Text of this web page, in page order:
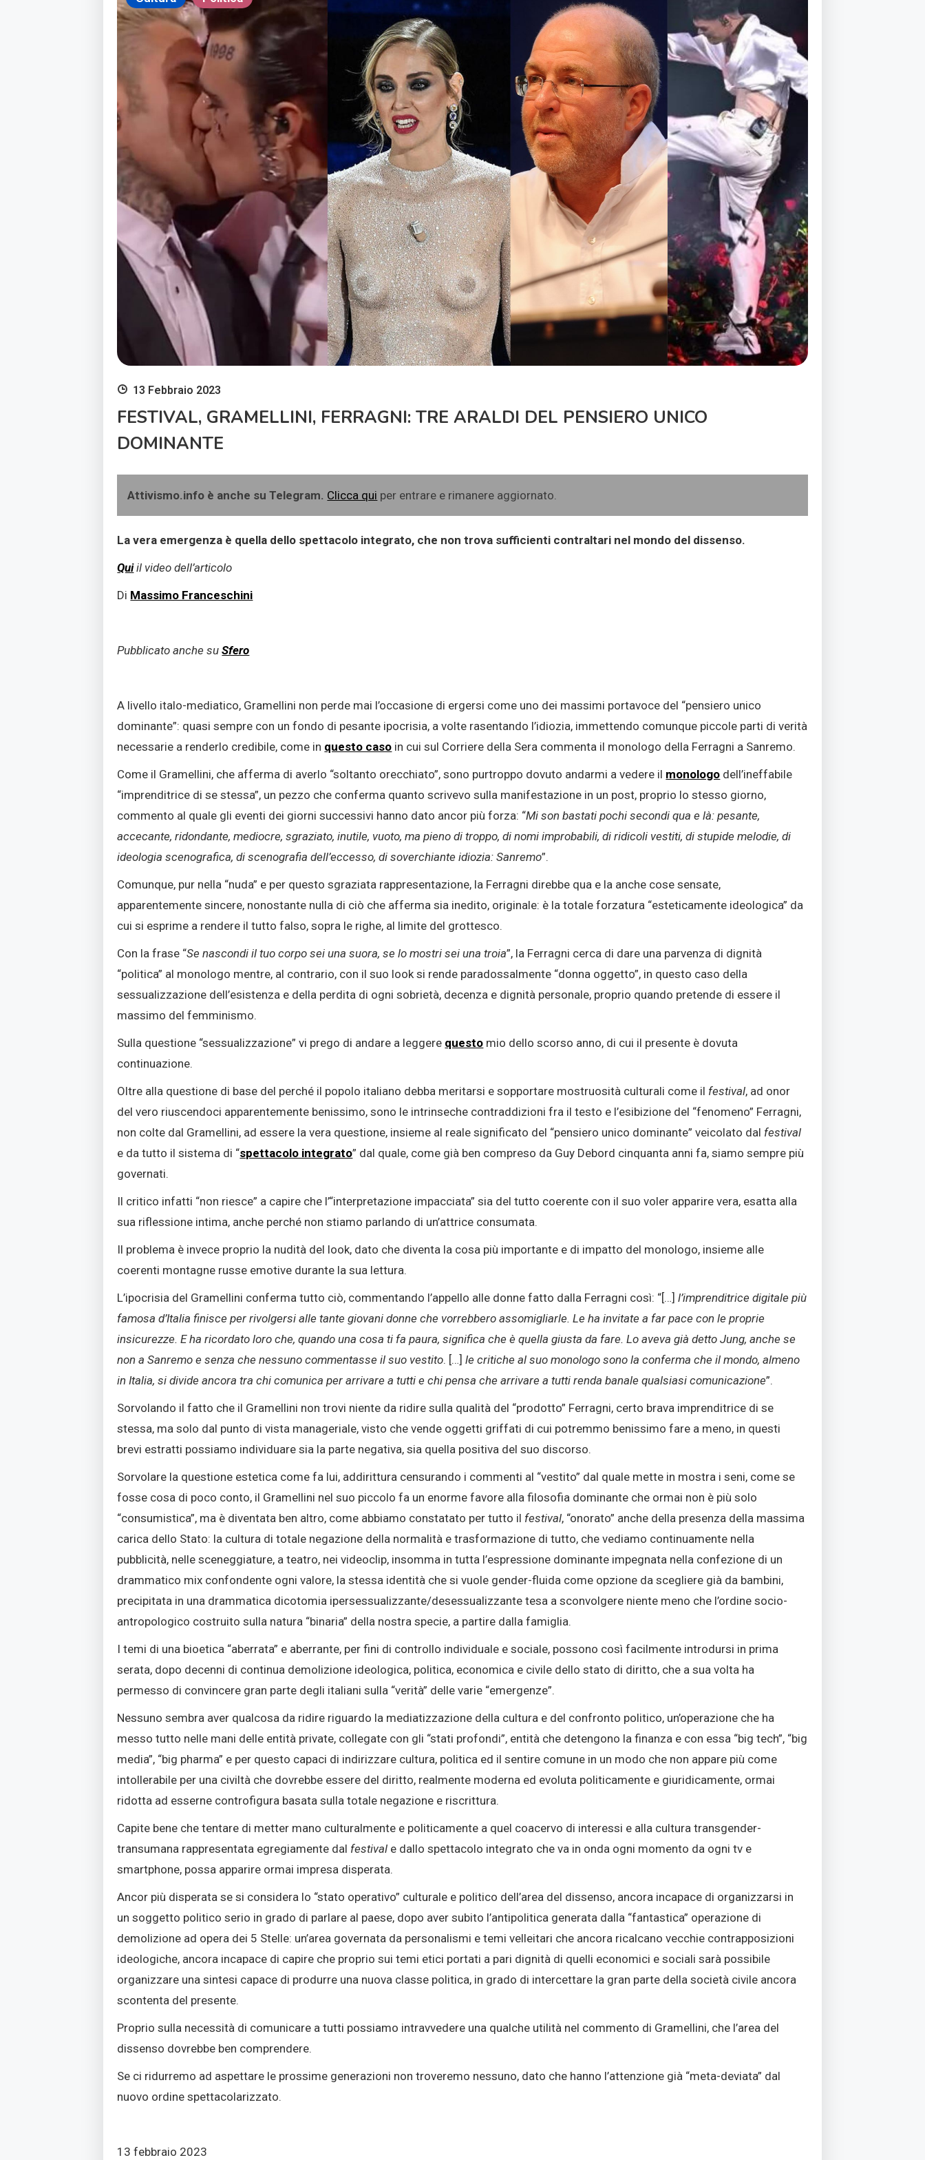
13 Febbraio 2023
FESTIVAL, GRAMELLINI, FERRAGNI: TRE ARALDI DEL PENSIERO UNICO
DOMINANTE
Attivismo.info è anche su Telegram. Clicca qui per entrare e rimanere aggiornato.
La vera emergenza è quella dello spettacolo integrato, che non trova sufficienti contraltari nel mondo del dissenso.
Quiil video dell’articolo
Di Massimo Franceschini
Pubblicato anche su Sfero
A livello italo-mediatico, Gramellini non perde mai l’occasione di ergersi come uno dei massimi portavoce del “pensiero unico
dominante”: quasi sempre con un fondo di pesante ipocrisia, a volte rasentando l’idiozia, immettendo comunque piccole parti di verità
necessarie a renderlo credibile, come in questo caso in cui sul Corriere della Sera commenta il monologo della Ferragni a Sanremo.
Come il Gramellini, che afferma di averlo “soltanto orecchiato”, sono purtroppo dovuto andarmi a vedere il monologo dell’ineffabile
“imprenditrice di se stessa”, un pezzo che conferma quanto scrivevo sulla manifestazione in un post, proprio lo stesso giorno,
commento al quale gli eventi dei giorni successivi hanno dato ancor più forza: “Mi son bastati pochi secondi qua e là: pesante,
accecante, ridondante, mediocre, sgraziato, inutile, vuoto, ma pieno di troppo, di nomi improbabili, di ridicoli vestiti, di stupide melodie, di
ideologia scenografica, di scenografia dell’eccesso, di soverchiante idiozia: Sanremo”.
Comunque, pur nella “nuda” e per questo sgraziata rappresentazione, la Ferragni direbbe qua e la anche cose sensate,
apparentemente sincere, nonostante nulla di ciò che afferma sia inedito, originale: è la totale forzatura “esteticamente ideologica” da
cui si esprime a rendere il tutto falso, sopra le righe, al limite del grottesco.
Con la frase “Se nascondi il tuo corpo sei una suora, se lo mostri sei una troia”, la Ferragni cerca di dare una parvenza di dignità
“politica” al monologo mentre, al contrario, con il suo look si rende paradossalmente “donna oggetto”, in questo caso della
sessualizzazione dell’esistenza e della perdita di ogni sobrietà, decenza e dignità personale, proprio quando pretende di essere il
massimo del femminismo.
Sulla questione “sessualizzazione” vi prego di andare a leggere questo mio dello scorso anno, di cui il presente è dovuta
continuazione.
Oltre alla questione di base del perché il popolo italiano debba meritarsi e sopportare mostruosità culturali come il festival, ad onor
del vero riuscendoci apparentemente benissimo, sono le intrinseche contraddizioni fra il testo e l’esibizione del “fenomeno” Ferragni,
non colte dal Gramellini, ad essere la vera questione, insieme al reale significato del “pensiero unico dominante” veicolato dal festival
e da tutto il sistema di “spettacolo integrato” dal quale, come già ben compreso da Guy Debord cinquanta anni fa, siamo sempre più
governati.
Il critico infatti “non riesce” a capire che l’“interpretazione impacciata” sia del tutto coerente con il suo voler apparire vera, esatta alla
sua riflessione intima, anche perché non stiamo parlando di un’attrice consumata.
Il problema è invece proprio la nudità del look, dato che diventa la cosa più importante e di impatto del monologo, insieme alle
coerenti montagne russe emotive durante la sua lettura.
L’ipocrisia del Gramellini conferma tutto ciò, commentando l’appello alle donne fatto dalla Ferragni così: “[…]l’imprenditrice digitale più
famosa d’Italia finisce per rivolgersi alle tante giovani donne che vorrebbero assomigliarle. Le ha invitate a far pace con le proprie
insicurezze. E ha ricordato loro che, quando una cosa ti fa paura, significa che è quella giusta da fare. Lo aveva già detto Jung, anche se
non a Sanremo e senza che nessuno commentasse il suo vestito. […]le critiche al suo monologo sono la conferma che il mondo, almeno
in Italia, si divide ancora tra chi comunica per arrivare a tutti e chi pensa che arrivare a tutti renda banale qualsiasi comunicazione”.
Sorvolando il fatto che il Gramellini non trovi niente da ridire sulla qualità del “prodotto” Ferragni, certo brava imprenditrice di se
stessa, ma solo dal punto di vista manageriale, visto che vende oggetti griffati di cui potremmo benissimo fare a meno, in questi
brevi estratti possiamo individuare sia la parte negativa, sia quella positiva del suo discorso.
Sorvolare la questione estetica come fa lui, addirittura censurando i commenti al “vestito” dal quale mette in mostra i seni, come se
fosse cosa di poco conto, il Gramellini nel suo piccolo fa un enorme favore alla filosofia dominante che ormai non è più solo
“consumistica”, ma è diventata ben altro, come abbiamo constatato per tutto il festival, “onorato” anche della presenza della massima
carica dello Stato: la cultura di totale negazione della normalità e trasformazione di tutto, che vediamo continuamente nella
pubblicità, nelle sceneggiature, a teatro, nei videoclip, insomma in tutta l’espressione dominante impegnata nella confezione di un
drammatico mix confondente ogni valore, la stessa identità che si vuole gender-fluida come opzione da scegliere già da bambini,
precipitata in una drammatica dicotomia ipersessualizzante/desessualizzante tesa a sconvolgere niente meno che l’ordine socio-
antropologico costruito sulla natura “binaria” della nostra specie, a partire dalla famiglia.
I temi di una bioetica “aberrata” e aberrante, per fini di controllo individuale e sociale, possono così facilmente introdursi in prima
serata, dopo decenni di continua demolizione ideologica, politica, economica e civile dello stato di diritto, che a sua volta ha
permesso di convincere gran parte degli italiani sulla “verità” delle varie “emergenze”.
Nessuno sembra aver qualcosa da ridire riguardo la mediatizzazione della cultura e del confronto politico, un’operazione che ha
messo tutto nelle mani delle entità private, collegate con gli “stati profondi”, entità che detengono la finanza e con essa “big tech”, “big
media”, “big pharma” e per questo capaci di indirizzare cultura, politica ed il sentire comune in un modo che non appare più come
intollerabile per una civiltà che dovrebbe essere del diritto, realmente moderna ed evoluta politicamente e giuridicamente, ormai
ridotta ad esserne controfigura basata sulla totale negazione e riscrittura.
Capite bene che tentare di metter mano culturalmente e politicamente a quel coacervo di interessi e alla cultura transgender-
transumana rappresentata egregiamente dal festival e dallo spettacolo integrato che va in onda ogni momento da ogni tv e
smartphone, possa apparire ormai impresa disperata.
Ancor più disperata se si considera lo “stato operativo” culturale e politico dell’area del dissenso, ancora incapace di organizzarsi in
un soggetto politico serio in grado di parlare al paese, dopo aver subito l’antipolitica generata dalla “fantastica” operazione di
demolizione ad opera dei 5 Stelle: un’area governata da personalismi e temi velleitari che ancora ricalcano vecchie contrapposizioni
ideologiche, ancora incapace di capire che proprio sui temi etici portati a pari dignità di quelli economici e sociali sarà possibile
organizzare una sintesi capace di produrre una nuova classe politica, in grado di intercettare la gran parte della società civile ancora
scontenta del presente.
Proprio sulla necessità di comunicare a tutti possiamo intravvedere una qualche utilità nel commento di Gramellini, che l’area del
dissenso dovrebbe ben comprendere.
Se ci ridurremo ad aspettare le prossime generazioni non troveremo nessuno, dato che hanno l’attenzione già “meta-deviata” dal
nuovo ordine spettacolarizzato.
13 febbraio 2023